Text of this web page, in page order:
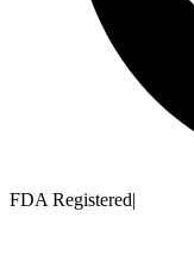
FDA Registered|